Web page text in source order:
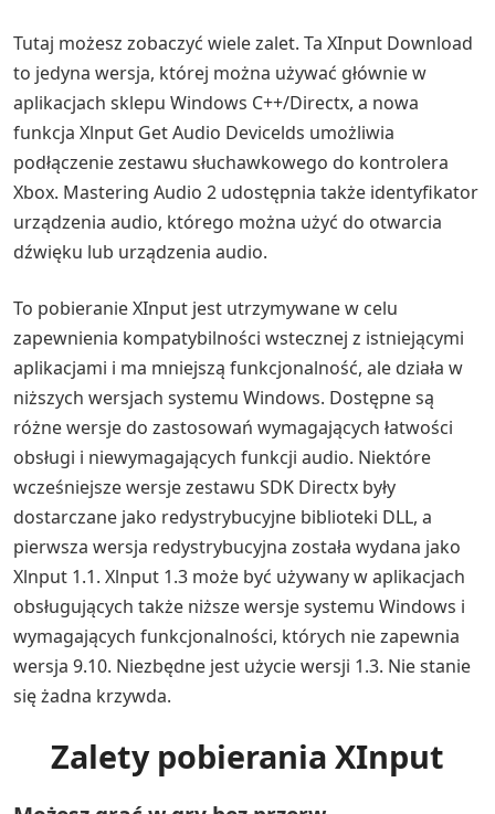
Tutaj możesz zobaczyć wiele zalet. Ta XInput Download
to jedyna wersja, której można używać głównie w
aplikacjach sklepu Windows C++/Directx, a nowa
funkcja Xlnput Get Audio Devicelds umożliwia
podłączenie zestawu słuchawkowego do kontrolera
Xbox. Mastering Audio 2 udostępnia także identyfikator
urządzenia audio, którego można użyć do otwarcia
dźwięku lub urządzenia audio.
To pobieranie XInput jest utrzymywane w celu
zapewnienia kompatybilności wstecznej z istniejącymi
aplikacjami i ma mniejszą funkcjonalność, ale działa w
niższych wersjach systemu Windows. Dostępne są
różne wersje do zastosowań wymagających łatwości
obsługi i niewymagających funkcji audio. Niektóre
wcześniejsze wersje zestawu SDK Directx były
dostarczane jako redystrybucyjne biblioteki DLL, a
pierwsza wersja redystrybucyjna została wydana jako
Xlnput 1.1. Xlnput 1.3 może być używany w aplikacjach
obsługujących także niższe wersje systemu Windows i
wymagających funkcjonalności, których nie zapewnia
wersja 9.10. Niezbędne jest użycie wersji 1.3. Nie stanie
się żadna krzywda.
Zalety pobierania XInput